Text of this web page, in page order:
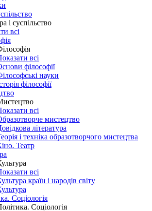
і суспільство
всі
всі
філософії
науки
філософії
всі
мистецтво
література
і техніка образотворчого мистецтва
Театр
всі
країн і народів світу
Соціологія
Соціологія